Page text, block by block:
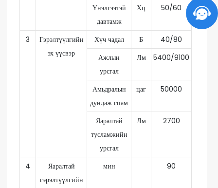
Үнэлгээтэй
давтамж
Хц 50/60
3
Гэрэлтүүлгийн
эх үүсвэр
Хүч чадал Б
40/80
Ажлын
урсгал
Лм 5400/9100
Амьдралын
дундаж спам
цаг 50000
Яаралтай
тусламжийн
урсгал
Лм 2700
4
Яаралтай
гэрэлтүүлгийн
мин 90